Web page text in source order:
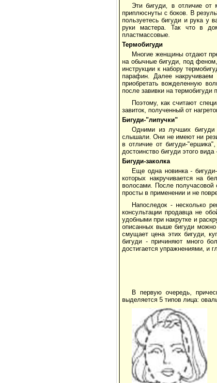
Эти бигуди, в отличие от
приплюснуты с боков. В
пользуетесь бигуди и рука у
руки мастера. Так что в
пластмассовые.
Термобигуди
Многие женщины отдают
на обычные бигуди, под
инструкции к набору
парафин. Далее
приобретать вожделенную
после завивки на
Поэтому, как считают
завиток, полученный от
Бигуди-"липучки"
Одними из лучших
слышали. Они не имеют ни
в отличие от бигуди-
достоинство бигуди этого
Бигуди-заколка
Еще одна новинка -
которых накручивается на
волосами. После
просты в применении и не
Напоследок - несколько
консультации продавца не
удобными при накрутке и
описанных выше бигуди
смущает цена этих бигуди,
бигуди - причиняют много
достигается упражнениями, и
В первую очередь,
выделяется 5 типов лица: